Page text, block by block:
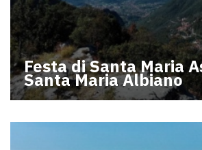
Festa di Santa Maria
Santa Maria Albiano